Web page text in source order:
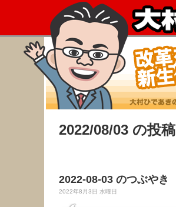
2022/08/03 の投稿
2022-08-03 のつぶやき
2022年8月3日 水曜日